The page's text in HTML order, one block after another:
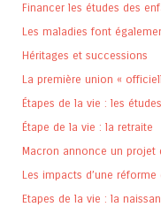
Financer les études des
Les maladies font
Héritages et successions
La première union «
Étapes de la vie : les
Étape de la vie : la retraite
Macron annonce un
Les impacts d’une
Etapes de la vie : la